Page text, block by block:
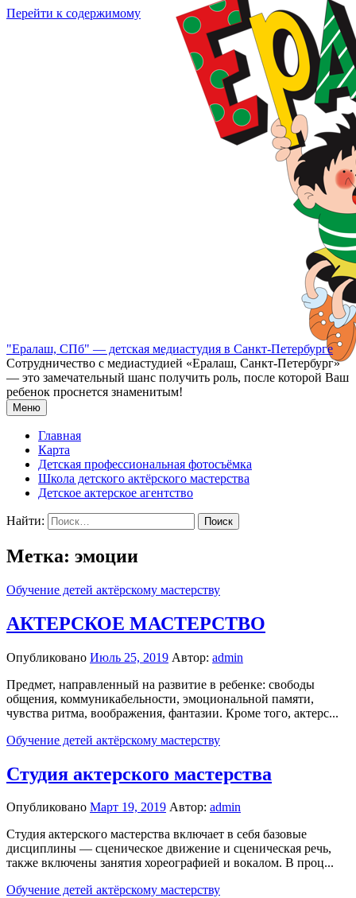
Перейти к содержимому
"Ералаш, СПб" — детская медиастудия в Санкт-Петербурге
Сотрудничество с медиастудией «Epaлаш, Санкт-Петербург»
— это замечательный шанс получить роль, после которой Ваш
ребенок проснется знаменитым!
Меню
Главная
Карта
Детская профессиональная фотосъёмка
Школа детского актёрского мастерства
Детское актерское агентство
Найти:
Метка: эмоции
Обучение детей актёрскому мастерству
АКТЕРСКОЕ МАСТЕРСТВО
Опубликовано Июль 25, 2019 Автор: admin
Предмет, направленный на развитие в ребенке: свободы
общения, коммуникабельности, эмоциональной памяти,
чувства ритма, воображения, фантазии. Кроме того, актерс...
Обучение детей актёрскому мастерству
Студия актерского мастерства
Опубликовано Март 19, 2019 Автор: admin
Студия актерского мастерства включает в себя базовые
дисциплины — сценическое движение и сценическая речь,
также включены занятия хореографией и вокалом. В проц...
Обучение детей актёрскому мастерству